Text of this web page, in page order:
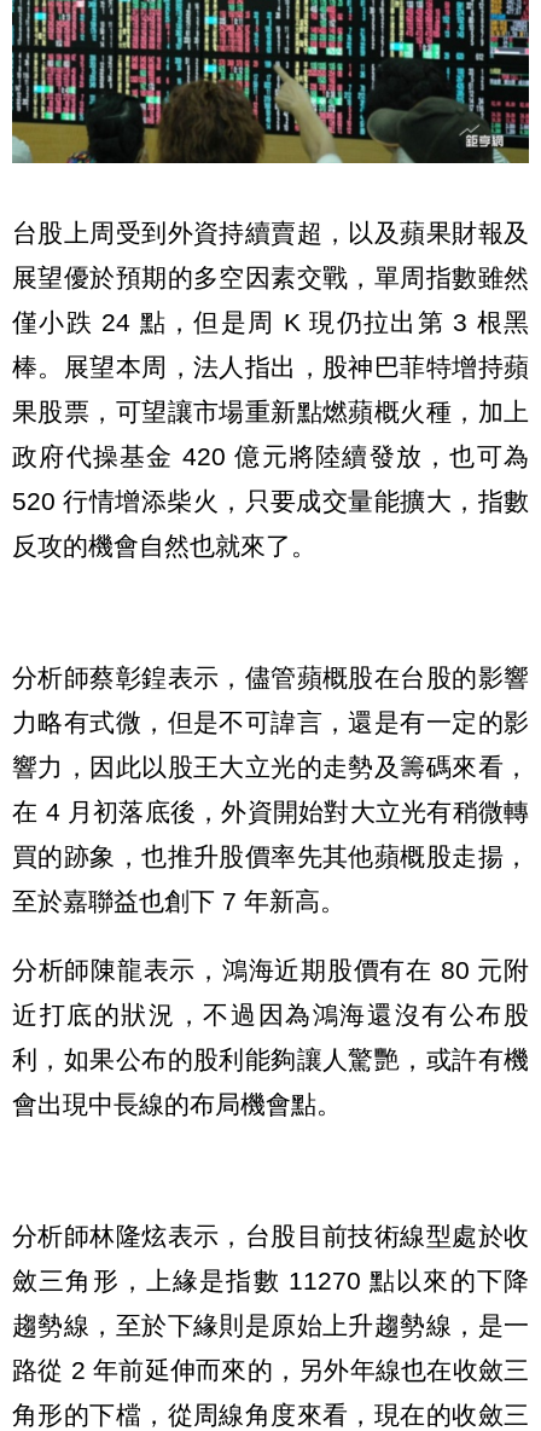
台股上周受到外資持續賣超，以及蘋果財報及
展望優於預期的多空因素交戰，單周指數雖然
僅小跌 24 點，但是周 K 現仍拉出第 3 根黑
棒。展望本周，法人指出，股神巴菲特增持蘋
果股票，可望讓市場重新點燃蘋概火種，加上
政府代操基金 420 億元將陸續發放，也可為
520 行情增添柴火，只要成交量能擴大，指數
反攻的機會自然也就來了。
分析師蔡彰鍠表示，儘管蘋概股在台股的影響
力略有式微，但是不可諱言，還是有一定的影
響力，因此以股王大立光的走勢及籌碼來看，
在 4 月初落底後，外資開始對大立光有稍微轉
買的跡象，也推升股價率先其他蘋概股走揚，
至於嘉聯益也創下 7 年新高。
分析師陳龍表示，鴻海近期股價有在 80 元附
近打底的狀況，不過因為鴻海還沒有公布股
利，如果公布的股利能夠讓人驚艷，或許有機
會出現中長線的布局機會點。
分析師林隆炫表示，台股目前技術線型處於收
斂三角形，上緣是指數 11270 點以來的下降
趨勢線，至於下緣則是原始上升趨勢線，是一
路從 2 年前延伸而來的，另外年線也在收斂三
角形的下檔，從周線角度來看，現在的收斂三